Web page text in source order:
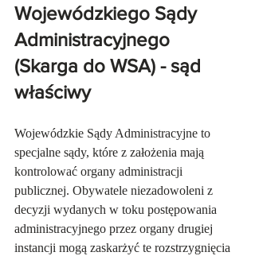
Wojewódzkiego Sądy
Administracyjnego
(Skarga do WSA) - sąd
właściwy
Wojewódzkie Sądy Administracyjne to
specjalne sądy, które z założenia mają
kontrolować organy administracji
publicznej. Obywatele niezadowoleni z
decyzji wydanych w toku postępowania
administracyjnego przez organy drugiej
instancji mogą zaskarżyć te rozstrzygnięcia